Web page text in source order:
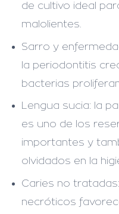
de cultivo ideal
malolientes.
Sarro y
la periodontitis
bacterias
Lengua sucia: la
es uno de los
importantes y
olvidados en la
Caries no tratadas:
necróticos